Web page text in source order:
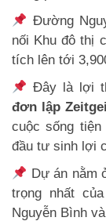
Đường
nối Khu đô thị
tích lên tới
Đây là lợi
đơn lập
cuộc sống
đầu tư sinh lợi
Dự án nằm
trọng nhất
Nguyễn Bình